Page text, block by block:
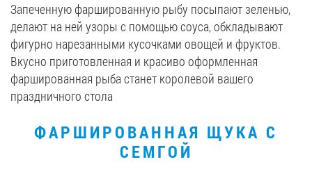
Запеченную фаршированную рыбу посыпают зеленью,
делают на ней узоры с помощью соуса, обкладывают
фигурно нарезанными кусочками овощей и фруктов.
Вкусно приготовленная и красиво оформленная
фаршированная рыба станет королевой вашего
праздничного стола
ФАРШИРОВАННАЯ ЩУКА С
СЕМГОЙ